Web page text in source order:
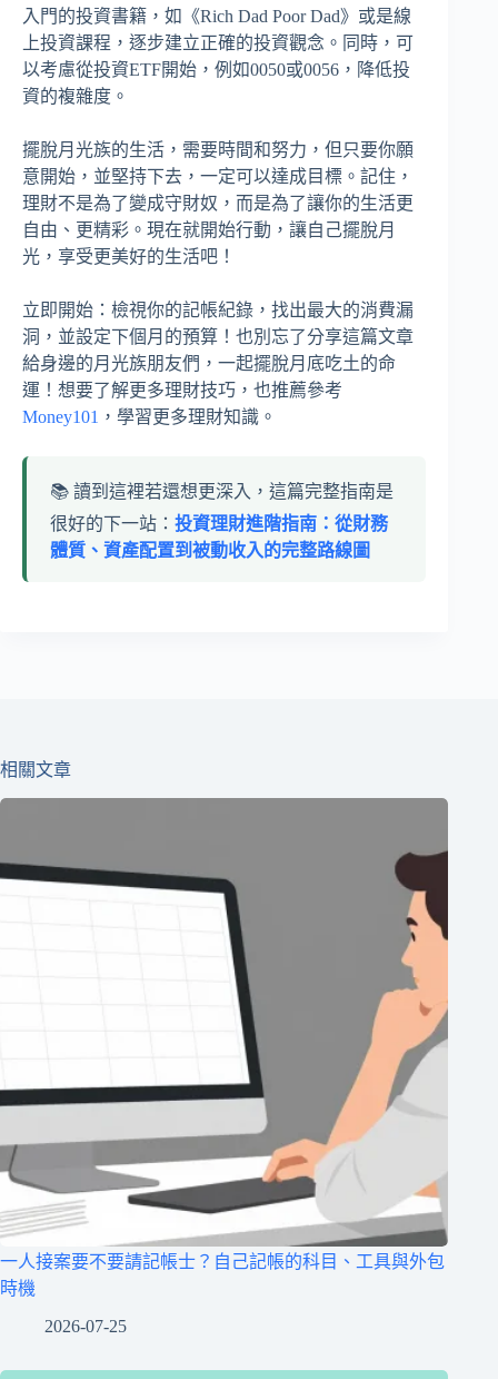
入門的投資書籍，如《Rich Dad Poor Dad》或是線
上投資課程，逐步建立正確的投資觀念。同時，可
以考慮從投資ETF開始，例如0050或0056，降低投
資的複雜度。
擺脫月光族的生活，需要時間和努力，但只要你願
意開始，並堅持下去，一定可以達成目標。記住，
理財不是為了變成守財奴，而是為了讓你的生活更
自由、更精彩。現在就開始行動，讓自己擺脫月
光，享受更美好的生活吧！
立即開始：檢視你的記帳紀錄，找出最大的消費漏
洞，並設定下個月的預算！也別忘了分享這篇文章
給身邊的月光族朋友們，一起擺脫月底吃土的命
運！想要了解更多理財技巧，也推薦參考
Money101 ，學習更多理財知識。
📚 讀到這裡若還想更深入，這篇完整指南是
很好的下一站： 投資理財進階指南：從財務
體質、資產配置到被動收入的完整路線圖
相關文章
一人接案要不要請記帳士？自己記帳的科目、工具與外包
時機
2026-07-25